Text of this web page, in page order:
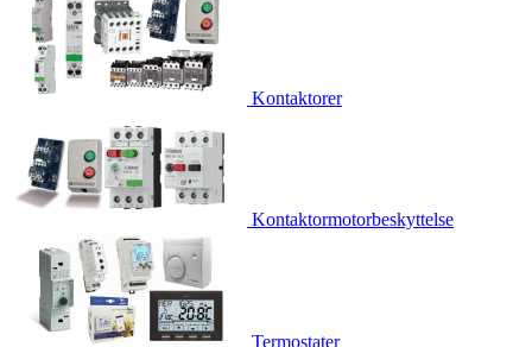
Kontaktorer
Kontaktormotorbeskyttelse
Termostater